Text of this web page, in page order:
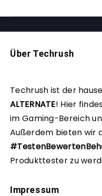
Über Techrush
Techrush ist der
ALTERNATE! Hier
im Gaming-Bereich
Außerdem bieten wir
Produkttester zu
Impressum